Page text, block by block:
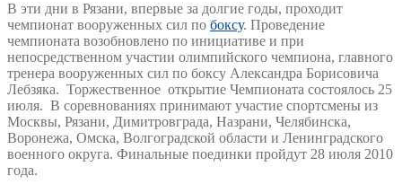
В эти дни в Рязани, впервые за долгие годы, проходит
чемпионат вооруженных сил по боксу. Проведение
чемпионата возобновлено по инициативе и при
непосредственном участии олимпийского чемпиона, главного
тренера вооруженных сил по боксу Александра Борисовича
Лебзяка. Торжественное открытие Чемпионата состоялось 25
июля. В соревнованиях принимают участие спортсмены из
Москвы, Рязани, Димитровграда, Назрани, Челябинска,
Воронежа, Омска, Волгоградской области и Ленинградского
военного округа. Финальные поединки пройдут 28 июля 2010
года.